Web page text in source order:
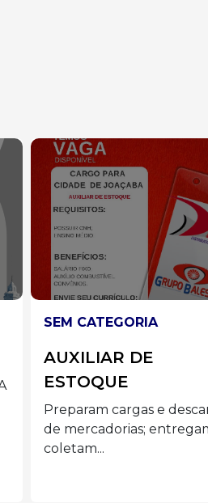
SEM CATEGORIA
Auxiliar de Cozinha
Preferencialmente
acima de 40 anos com
disponibilidade de...